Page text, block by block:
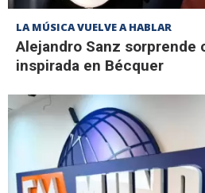
LA MÚSICA VUELVE A HABLAR
Alejandro Sanz sorprende
inspirada en Bécquer